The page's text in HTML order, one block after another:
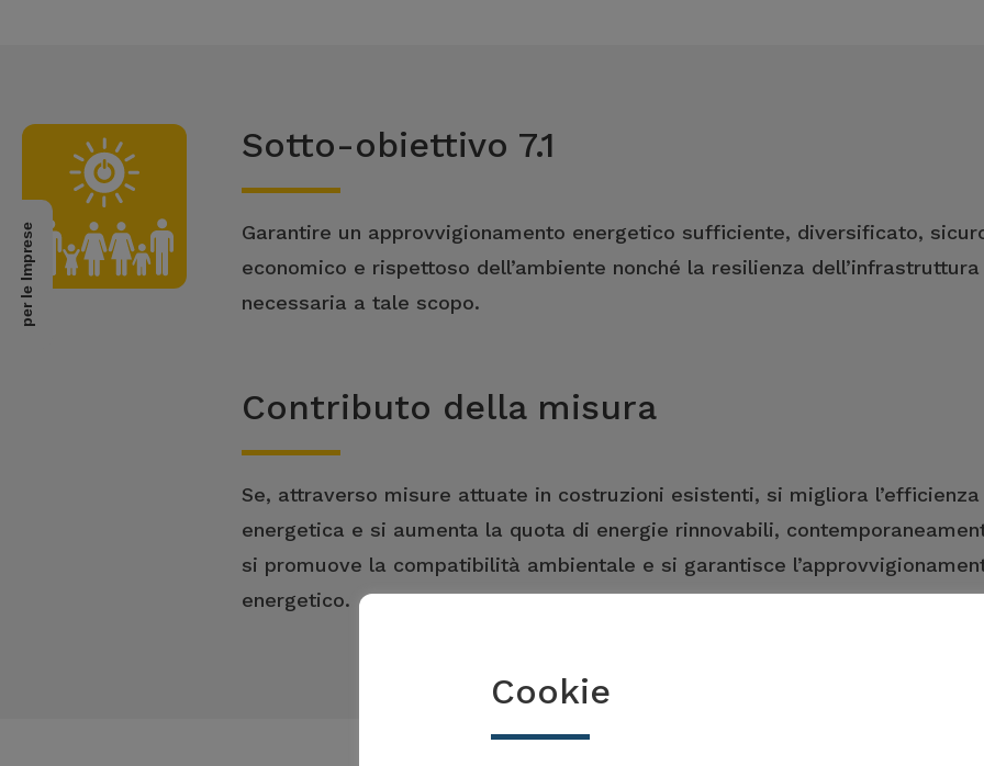
Sotto-obiettivo 7.1
Garantire un approvvigionamento energetico sufficiente, diversificato,
economico e rispettoso dell’ambiente nonché la resilienza dell’infrastruttura
necessaria a tale scopo.
Contributo della misura
Se, attraverso misure attuate in costruzioni esistenti, si migliora l’efficienza
energetica e si aumenta la quota di energie rinnovabili,
si promuove la compatibilità ambientale e si garantisce
energetico.
per le Imprese
Cookie